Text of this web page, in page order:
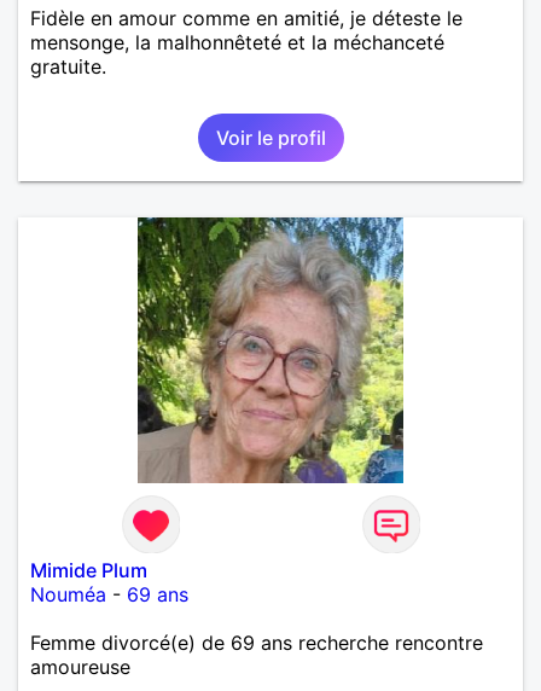
Fidèle en amour comme en amitié, je déteste le
mensonge, la malhonnêteté et la méchanceté
gratuite.
Voir le profil
Mimide Plum
Nouméa - 69 ans
Femme divorcé(e) de 69 ans recherche rencontre
amoureuse